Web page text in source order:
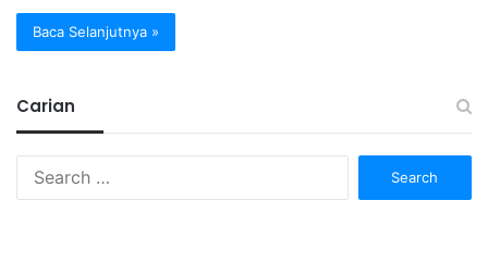
Baca Selanjutnya »
Carian